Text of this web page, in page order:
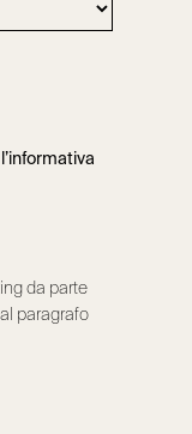
da parte
paragrafo